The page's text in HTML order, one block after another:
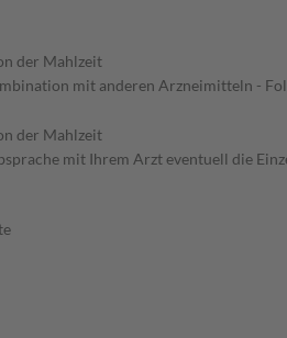
der Mahlzeit
mit anderen Arzneimitteln -
der Mahlzeit
mit Ihrem Arzt eventuell die